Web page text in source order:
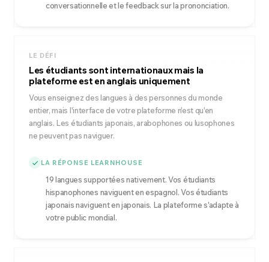
conversationnelle et le feedback sur la prononciation.
LE DÉFI
Les étudiants sont internationaux mais la
plateforme est en anglais uniquement
Vous enseignez des langues à des personnes du monde
entier, mais l'interface de votre plateforme n'est qu'en
anglais. Les étudiants japonais, arabophones ou lusophones
ne peuvent pas naviguer.
LA RÉPONSE LEARNHOUSE
19 langues supportées nativement. Vos étudiants
hispanophones naviguent en espagnol. Vos étudiants
japonais naviguent en japonais. La plateforme s'adapte à
votre public mondial.